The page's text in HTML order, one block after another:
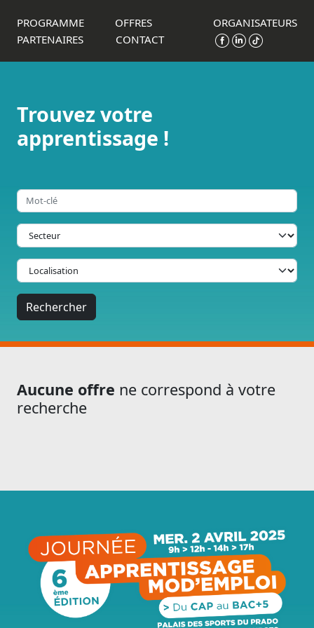
PROGRAMME OFFRES
ORGANISATEURS
PARTENAIRES
CONTACT
Trouvez votre
apprentissage !
Rechercher
Aucune offre ne correspond à votre
recherche